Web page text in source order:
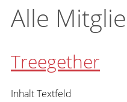
Alle
Treegether
Inhalt Textfeld